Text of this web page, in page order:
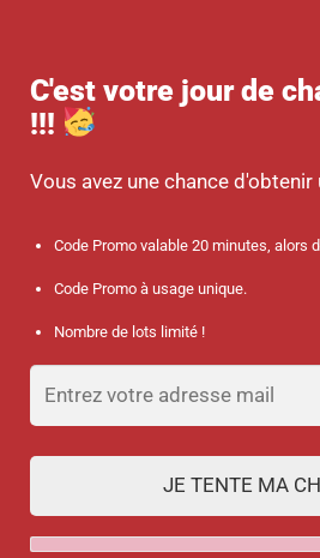
-10 % sur votre commande dès 45 €
SANTÉ
C'est votre jour de
!!!
Vous avez une chance d'obtenir
Code Promo valable 20 minutes, alors
Code Promo à usage unique.
Nombre de lots limité !
JE TENTE MA